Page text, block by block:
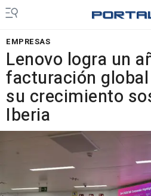
EMPRESAS
Lenovo logra un
facturación
su crecimiento
Iberia